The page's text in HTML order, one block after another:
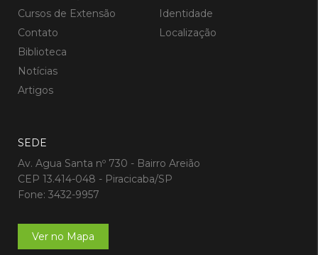
Cursos de Extensão
Contato
Biblioteca
Notícias
Artigos
Identidade
Localização
SEDE
Av. Agua Santa nº 730 - Bairro Areião
CEP 13.414-048 - Piracicaba/SP
Fone: 3432-9957
Ver no Mapa